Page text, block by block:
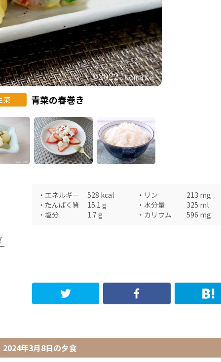
菜 青菜の春巻き
・ エネルギー 528 kcal ・ リン 213 mg
・ たんぱく質 15.1 g ・ 水分量 325 ml
・ 塩分 1.7 g ・ カリウム 596 mg
2024年3月8日の夕食